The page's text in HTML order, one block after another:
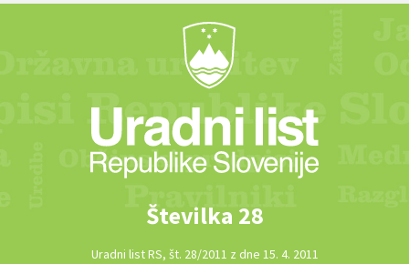
Številka 28
Uradni list RS, št. 28/2011 z dne 15. 4. 2011